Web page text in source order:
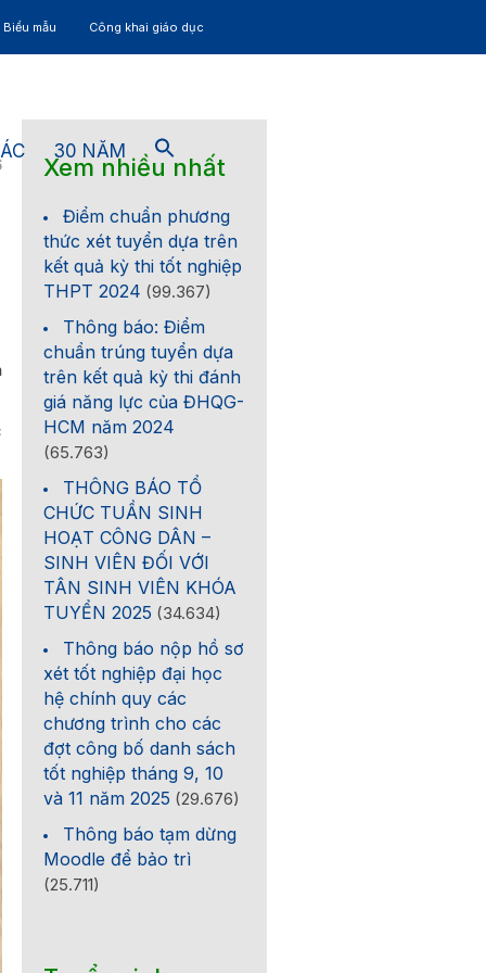
mẫu Công khai giáo dục
30 NĂM
Xem nhiều nhất
Điểm chuẩn phương
thức xét tuyển dựa trên
kết quả kỳ thi tốt nghiệp
THPT 2024 (99.367)
Thông báo: Điểm
chuẩn trúng tuyển dựa
trên kết quả kỳ thi đánh
giá năng lực của ĐHQG-
HCM năm 2024
(65.763)
THÔNG BÁO TỔ
CHỨC TUẦN SINH
HOẠT CÔNG DÂN –
SINH VIÊN ĐỐI VỚI
TÂN SINH VIÊN KHÓA
TUYỂN 2025 (34.634)
Thông báo nộp hồ sơ
xét tốt nghiệp đại học
hệ chính quy các
chương trình cho các
đợt công bố danh sách
tốt nghiệp tháng 9, 10
và 11 năm 2025 (29.676)
Thông báo tạm dừng
Moodle để bảo trì
(25.711)